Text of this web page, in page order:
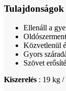
Tulajdonságok
Ellenáll a
Közvetlenül
Gyors
Szövet
Kiszerelés : 19 kg /